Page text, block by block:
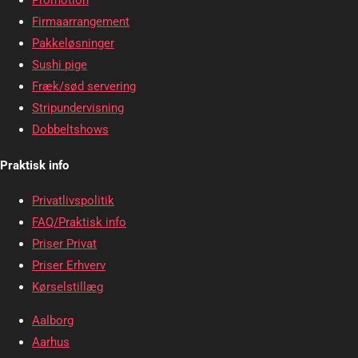
Firmaarrangement
Pakkeløsninger
Sushi pige
Fræk/sød servering
Stripundervisning
Dobbeltshows
Praktisk info
Privatlivspolitik
FAQ/Praktisk info
Priser Privat
Priser Erhverv
Kørselstillæg
Aalborg
Aarhus